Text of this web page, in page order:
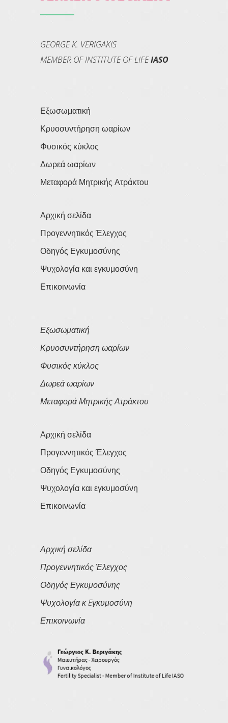
GEORGE K. VERIGAKIS
MEMBER OF INSTITUTE OF LIFEIASO
Εξωσωματική
Κρυοσυντήρηση ωαρίων
Φυσικός κύκλος
Δωρεά ωαρίων
Μεταφορά Μητρικής Ατράκτου
Αρχική σελίδα
Προγεννητικός Έλεγχος
Οδηγός Εγκυμοσύνης
Ψυχολογία και εγκυμοσύνη
Επικοινωνία
Εξωσωματική
Κρυοσυντήρηση ωαρίων
Φυσικός κύκλος
Δωρεά ωαρίων
Μεταφορά Μητρικής Ατράκτου
Αρχική σελίδα
Προγεννητικός Έλεγχος
Οδηγός Εγκυμοσύνης
Ψυχολογία και εγκυμοσύνη
Επικοινωνία
Αρχική σελίδα
Προγεννητικός Έλεγχος
Οδηγός Εγκυμοσύνης
Ψυχολογία κ Eγκυμοσύνη
Επικοινωνία